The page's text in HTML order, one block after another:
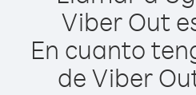
Viber Out
En cuanto
de Viber